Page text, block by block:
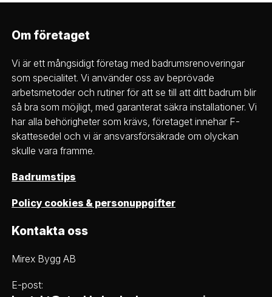
Om företaget
Vi är ett mångsidigt företag med badrumsrenoveringar
som specialitet. Vi använder oss av beprövade
arbetsmetoder och rutiner för att se till att ditt badrum blir
så bra som möjligt, med garanterat säkra installationer. Vi
har alla behörigheter som krävs, företaget innehar F-
skattesedel och vi är ansvarsförsäkrade om olyckan
skulle vara framme.
Badrumstips
Policy cookies & personuppgifter
Kontakta oss
Mirex Bygg AB
E-post: